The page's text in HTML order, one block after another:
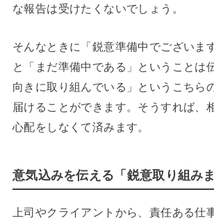
な報告は受けたくないでしょう。
そんなときに「鋭意準備中でございま
と「まだ準備中である」ということは
向きに取り組んでいる」というこちら
届けることができます。そうすれば、
心配をしなくて済みます。
意気込みを伝える「鋭意取り組みま
上司やクライアントから、責任ある仕